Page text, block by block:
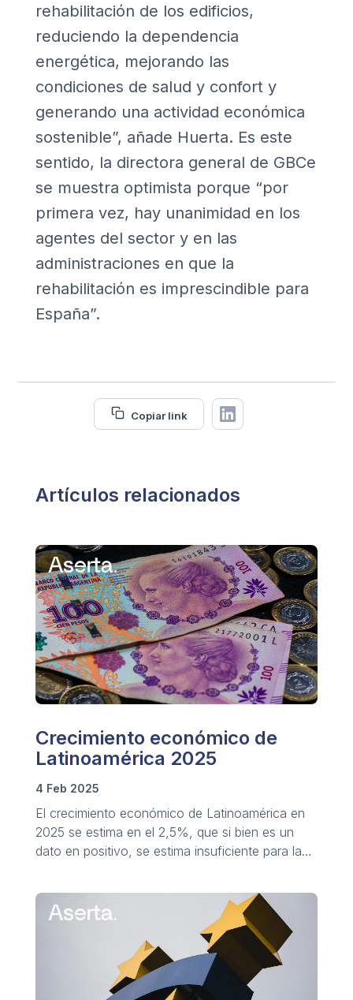
rehabilitación de los edificios,
reduciendo la dependencia
energética, mejorando las
condiciones de salud y confort y
generando una actividad económica
sostenible”, añade Huerta. Es este
sentido, la directora general de GBCe
se muestra optimista porque “por
primera vez, hay unanimidad en los
agentes del sector y en las
administraciones en que la
rehabilitación es imprescindible para
España”.
Copiar link
Artículos relacionados
Crecimiento económico de
Latinoamérica 2025
4 Feb 2025
El crecimiento económico de Latinoamérica en
2025 se estima en el 2,5%, que si bien es un
dato en positivo, se estima insuficiente para la